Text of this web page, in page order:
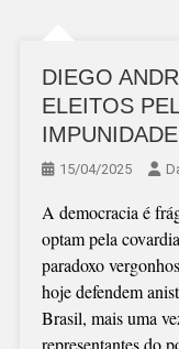
DIEGO
ELEITOS
IMPUNIDADE
15/04/2025
A democracia é
optam pela
paradoxo
hoje defendem
Brasil, mais uma